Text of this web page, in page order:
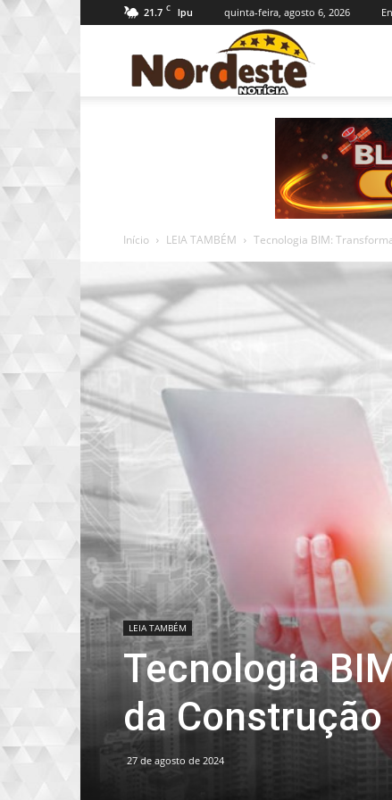
21.7 C Ipu quinta-feira, agosto 6, 2026
Notícia
Início LEIA TAMBÉM Tecnologia BIM:
LEIA TAMBÉM
Tecnologia
da
27 de agosto de 2024